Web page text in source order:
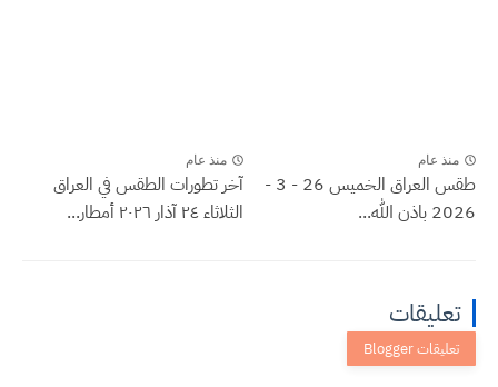
منذ عام
طقس العراق الخميس 26 - 3 -
2026 باذن الله...
منذ عام
آخر تطورات الطقس في العراق
الثلاثاء ٢٤ آذار ٢٠٢٦ أمطار...
تعليقات